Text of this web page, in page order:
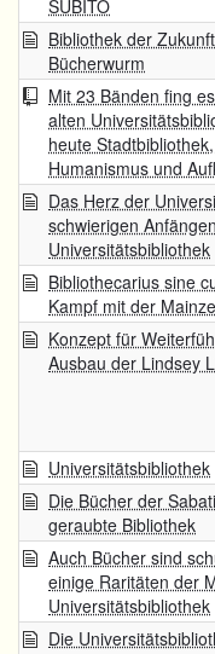
SUBITO
Bibliothek der
Bücherwurm
Mit 23 Bänden fing
alten
heute
Humanismus und
Das Herz der
schwierigen
Universitätsbibliothek
Bibliothecarius sine
Kampf mit der
Konzept für
Ausbau der Lindsey
Universitätsbibliothek
Die Bücher der
geraubte Bibliothek
Auch Bücher sind
einige Raritäten der
Universitätsbibliothek
Die